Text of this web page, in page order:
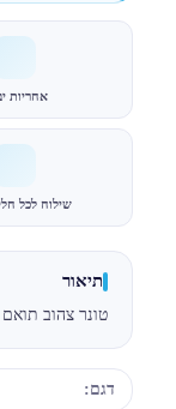
אחריות
שילוח לכל
תיאור
טונר צהוב תואם HP 655A YELLOW CF452A
דגם: